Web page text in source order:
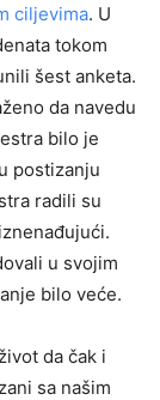
ciljevima. U
tokom
šest anketa.
da navedu
bilo je
postizanju
radili su
u svojim
bilo veće.
da čak i
sa našim